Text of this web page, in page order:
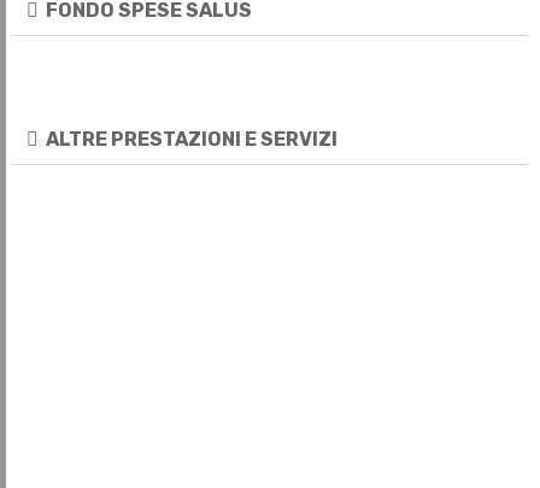
FONDO SPESE SALUS
ALTRE PRESTAZIONI E SERVIZI